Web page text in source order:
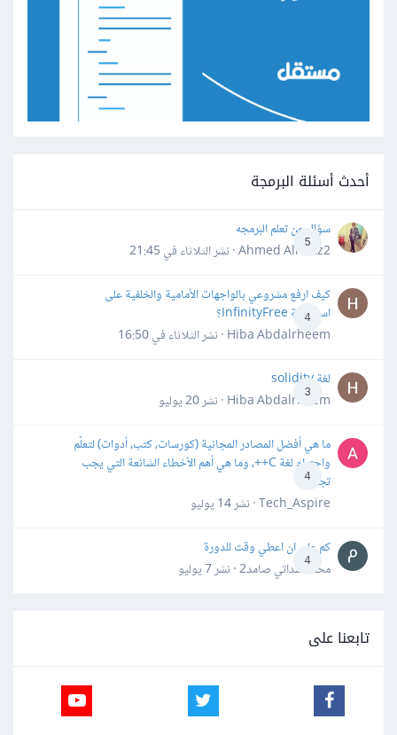
أحدث أسئلة البرمجة
5
سؤال عن تعلم البرمجه
Ahmed Alhafiz2 · نشر
الثلاثاء في 21:45
4
كيف ارفع مشروعي بالواجهات الأمامية والخلفية على
استضافة InfinityFree؟
Hiba Abdalrheem · نشر
الثلاثاء في 16:50
3
لغة solidity
Hiba Abdalrheem · نشر
20 يوليو
4
ما هي أفضل المصادر المجانية (كورسات، كتب، أدوات) لتعلّم
واحترام لغة C++، وما هي أهم الأخطاء الشائعة التي يجب
تجنبها؟
Tech_Aspire · نشر
14 يوليو
4
كم علي ان اعطي وقت للدورة
محمد سداتي صامد2 · نشر
7 يوليو
تابعنا على